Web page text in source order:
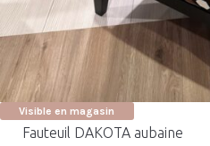
Visible en magasin
Fauteuil DAKOTA aubaine